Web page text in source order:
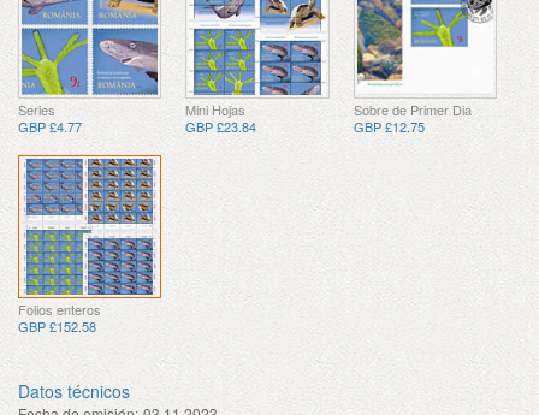
Series
GBP £4.77
Mini Hojas
GBP £23.84
Sobre de Primer Dia
GBP £12.75
Folios enteros
GBP £152.58
Datos técnicos